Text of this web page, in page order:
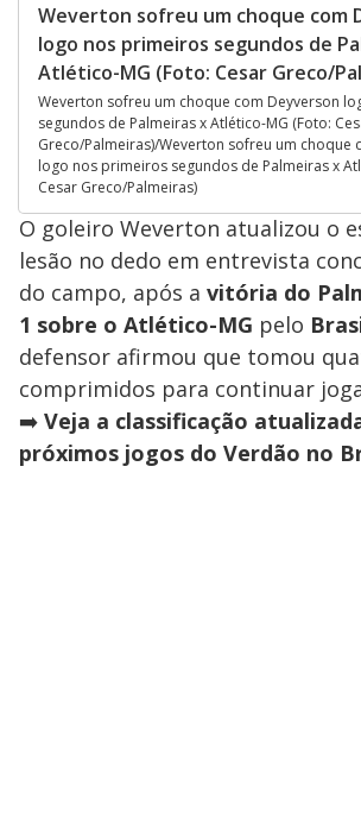
Weverton sofreu um choque com
logo nos primeiros segundos de
Atlético-MG (Foto: Cesar Greco/
Weverton sofreu um choque com Deyverson
segundos de Palmeiras x Atlético-MG (Foto:
Greco/Palmeiras)/Weverton sofreu um choque
logo nos primeiros segundos de Palmeiras x
Cesar Greco/Palmeiras)
O goleiro Weverton atualizou o
lesão no dedo em entrevista
do campo, após a vitória do
1 sobre o Atlético-MG pelo
defensor afirmou que tomou
comprimidos para continuar
➡️ Veja a classificação
próximos jogos do Verdão no